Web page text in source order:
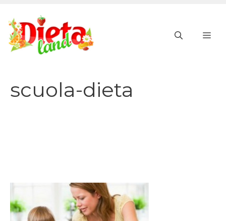
contenuto
scuola-dieta